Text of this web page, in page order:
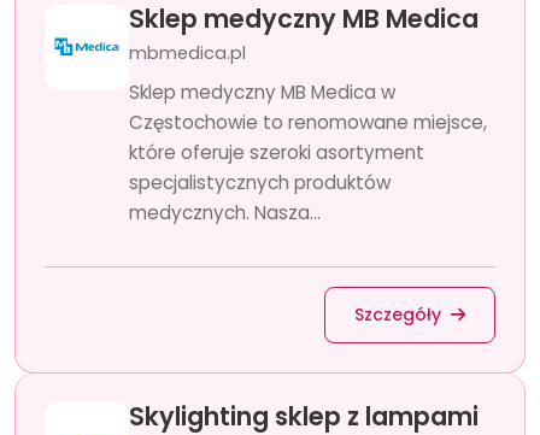
Sklep medyczny MB Medica
mbmedica.pl
Sklep medyczny MB Medica w
Częstochowie to renomowane miejsce,
które oferuje szeroki asortyment
specjalistycznych produktów
medycznych. Nasza...
Szczegóły
Skylighting sklep z lampami